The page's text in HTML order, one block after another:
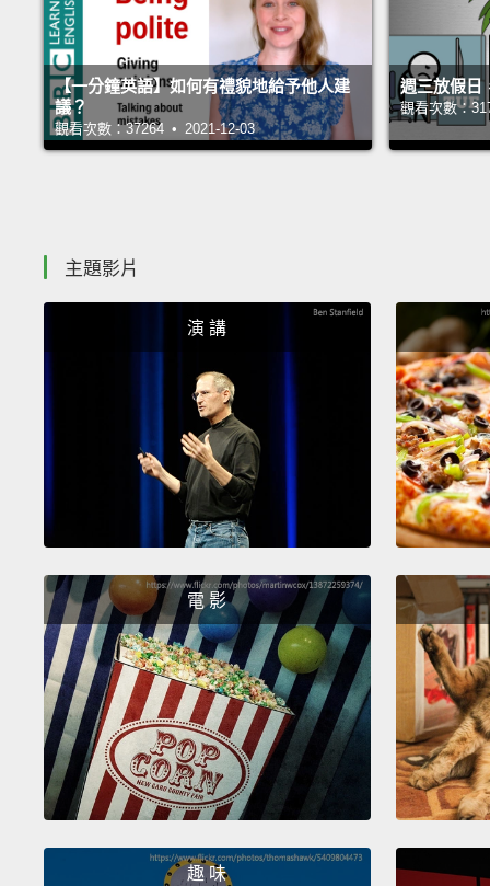
【一分鐘英語】如何有禮貌地給予他人建
議？
觀看次數：37264 • 2021-12-03
週三放假日
觀看次數：
主題影片
演 講
電 影
趣 味